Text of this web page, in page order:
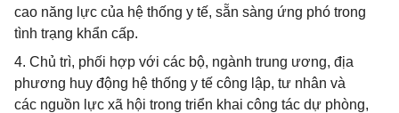
cao năng lực của hệ thống y tế, sẵn sàng ứng phó trong
tình trạng khẩn cấp.
4. Chủ trì, phối hợp với các bộ, ngành trung ương, địa
phương huy động hệ thống y tế công lập, tư nhân và
các nguồn lực xã hội trong triển khai công tác dự phòng,